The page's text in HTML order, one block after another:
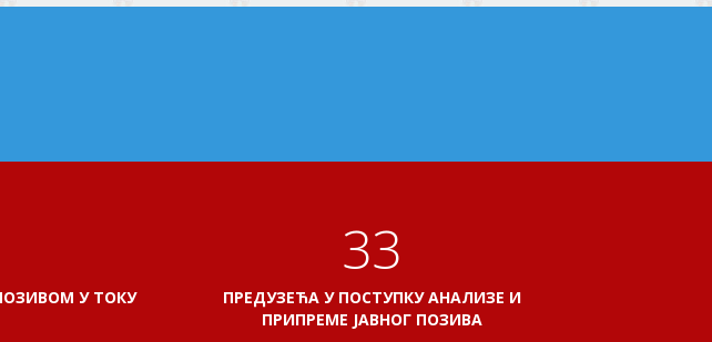
У ТОКУ
38
ПРЕДУЗЕЋА У ПОСТУПКУ АНАЛИЗЕ И
ПРИПРЕМЕ ЈАВНОГ ПОЗИВА